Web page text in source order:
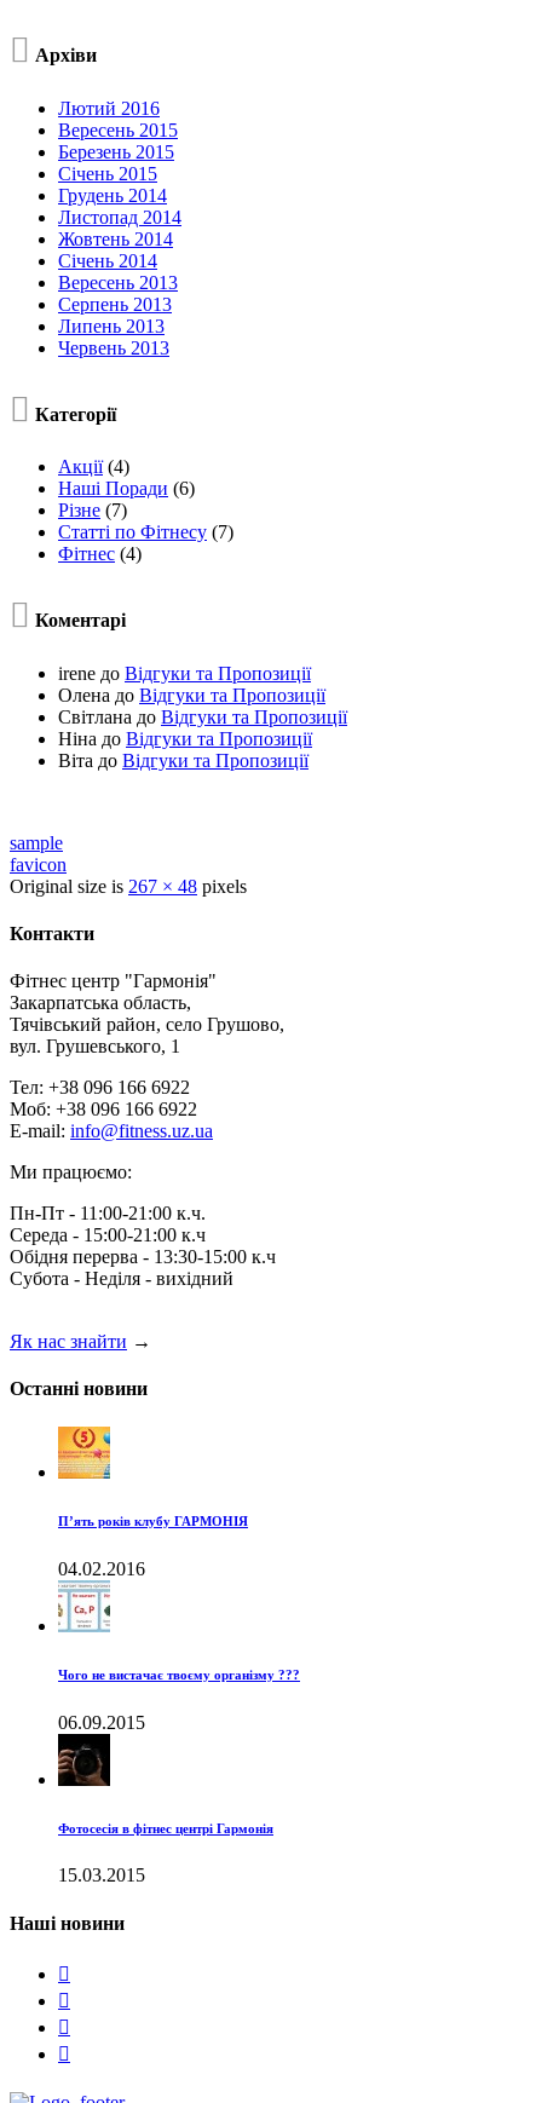
 Архіви
Лютий 2016
Вересень 2015
Березень 2015
Січень 2015
Грудень 2014
Листопад 2014
Жовтень 2014
Січень 2014
Вересень 2013
Серпень 2013
Липень 2013
Червень 2013
 Категорії
Акції(4)
Наші Поради (6)
Різне (7)
Статті по Фітнесу (7)
Фітнес (4)
 Коментарі
irene до Відгуки та Пропозиції
Олена до Відгуки та Пропозиції
Світлана до Відгуки та Пропозиції
Ніна до Відгуки та Пропозиції
Віта до Відгуки та Пропозиції
sample
favicon
Original size is 267 × 48 pixels
Контакти
Фітнес центр "Гармонія"
Закарпатська область,
Тячівський район, село Грушово,
вул. Грушевського, 1
Тел: +38 096 166 6922
Моб: +38 096 166 6922
E-mail: info@fitness.uz.ua
Ми працюємо:
Пн-Пт - 11:00-21:00 к.ч.
Середа - 15:00-21:00 к.ч
Обідня перерва - 13:30-15:00 к.ч
Субота - Неділя - вихідний
Як нас знайти →
Останні новини
П’ять років клубу ГАРМОНІЯ
04.02.2016
Чого не вистачає твоєму організму ???
06.09.2015
Фотосесія в фітнес центрі Гармонія
15.03.2015
Наші новини



